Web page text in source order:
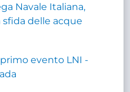
Navale Italiana,
delle acque
evento LNI -